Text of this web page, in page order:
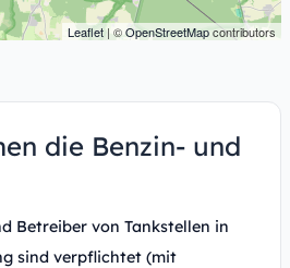
Leaflet | ©OpenStreetMapcontributors
die Benzin- und
Betreiber von Tankstellen in
sind verpflichtet (mit